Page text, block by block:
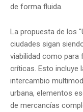
de forma fluida.
La propuesta de los
ciudades sigan
viabilidad como para
críticas. Esto incluye
intercambio
urbana, elementos
de mercancías